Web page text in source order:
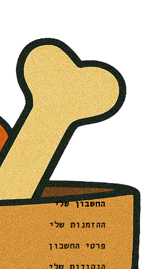
החשבון שלי
ההזמנות שלי
פרטי החשבון
הנקודות שלי